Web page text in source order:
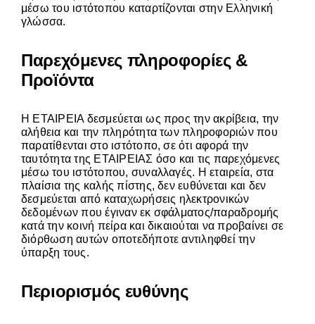
μέσω του ιστότοπου καταρτίζονται στην Ελληνική
γλώσσα.
Παρεχόμενες πληροφορίες &
Προϊόντα
H ΕΤΑΙΡΕΙΑ δεσμεύεται ως προς την ακρίβεια, την
αλήθεια και την πληρότητα των πληροφοριών που
παρατίθενται στο ιστότοπο, σε ότι αφορά την
ταυτότητα της ΕΤΑΙΡΕΙΑΣ όσο και τις παρεχόμενες
μέσω του ιστότοπου, συναλλαγές. Η εταιρεία, στα
πλαίσια της καλής πίστης, δεν ευθύνεται και δεν
δεσμεύεται από καταχωρήσεις ηλεκτρονικών
δεδομένων που έγιναν εκ σφάλματος/παραδρομής
κατά την κοινή πείρα και δικαιούται να προβαίνει σε
διόρθωση αυτών οποτεδήποτε αντιληφθεί την
ύπαρξη τους.
Περιορισμός ευθύνης